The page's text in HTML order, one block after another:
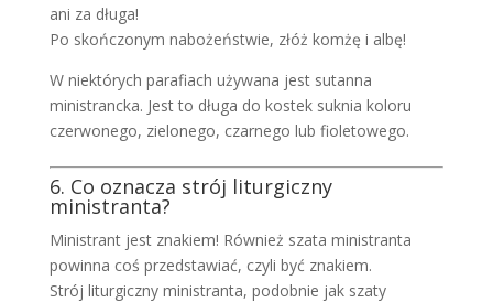
ani za długa!
Po skończonym nabożeństwie, złóż komżę i albę!
W niektórych parafiach używana jest sutanna
ministrancka. Jest to długa do kostek suknia koloru
czerwonego, zielonego, czarnego lub fioletowego.
6. Co oznacza strój liturgiczny
ministranta?
Ministrant jest znakiem! Również szata ministranta
powinna coś przedstawiać, czyli być znakiem.
Strój liturgiczny ministranta, podobnie jak szaty